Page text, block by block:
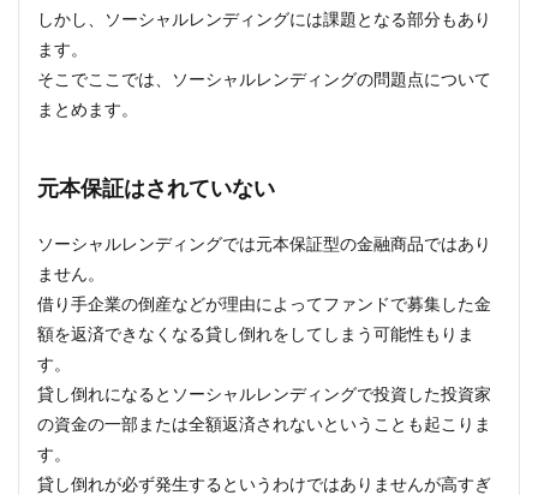
しかし、ソーシャルレンディングには課題となる部分もあり
ます。
そこでここでは、ソーシャルレンディングの問題点について
まとめます。
元本保証はされていない
ソーシャルレンディングでは元本保証型の金融商品ではあり
ません。
借り手企業の倒産などが理由によってファンドで募集した金
額を返済できなくなる貸し倒れをしてしまう可能性もりま
す。
貸し倒れになるとソーシャルレンディングで投資した投資家
の資金の一部または全額返済されないということも起こりま
す。
貸し倒れが必ず発生するというわけではありませんが高すぎ